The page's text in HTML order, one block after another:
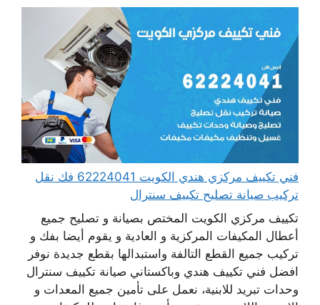
فني تكييف مركزي هندي الكويت 62224041 فك نقل
تركيب صيانة تصليح تكييف سنترال
تكييف مركزي الكويت المختص بصيانة و تصليح جميع
أعطال المكيفات المركزية و العادية و يقوم أيضا بفك و
تركيب جميع القطع التالفة واستبدالها بقطع جديدة نوفر
افضل فني تكييف هندي وباكستاني صيانة تكييف سنترال
وحدات تبريد للابنية، نعمل على تأمين جميع المعدات و